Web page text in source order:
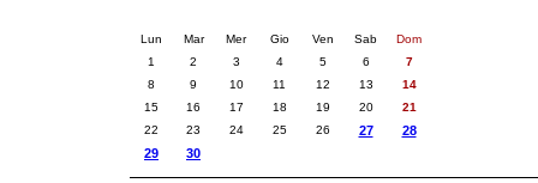
Lun Mar Mer Gio Ven Sab
Dom
1
2 3 4 5 6
7
8
9 10 11 12 13
14
15
16 17 18 19 20
21
22
23 24 25 26 27
28
29
30